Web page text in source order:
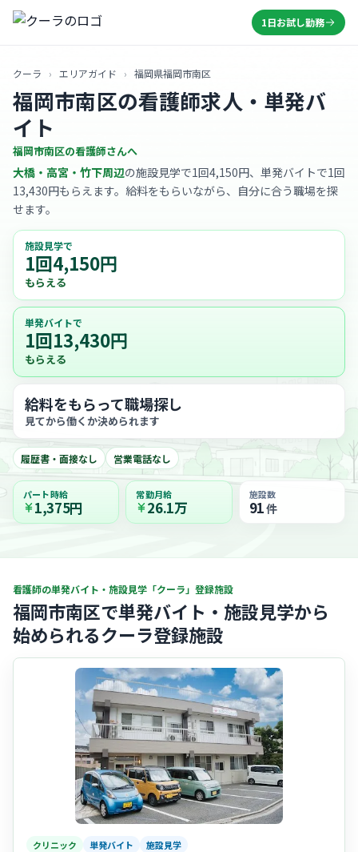
1日お試し勤務
クーラ › エリアガイド › 福岡県福岡市南区
福岡市南区の看護師求人・単発バ
イト
福岡市南区の看護師さんへ
大橋・高宮・竹下周辺の施設見学で1回4,150円、単発バイトで1回
13,430円もらえます。給料をもらいながら、自分に合う職場を探
せます。
施設見学で
1回4,150円
もらえる
単発バイトで
1回13,430円
もらえる
給料をもらって職場探し
見てから働くか決められます
履歴書・面接なし 営業電話なし
パート時給
1,375円
常勤月給
26.1万
施設数
91件
看護師の単発バイト・施設見学「クーラ」登録施設
福岡市南区で単発バイト・施設見学から
始められるクーラ登録施設
クリニック 単発バイト 施設見学